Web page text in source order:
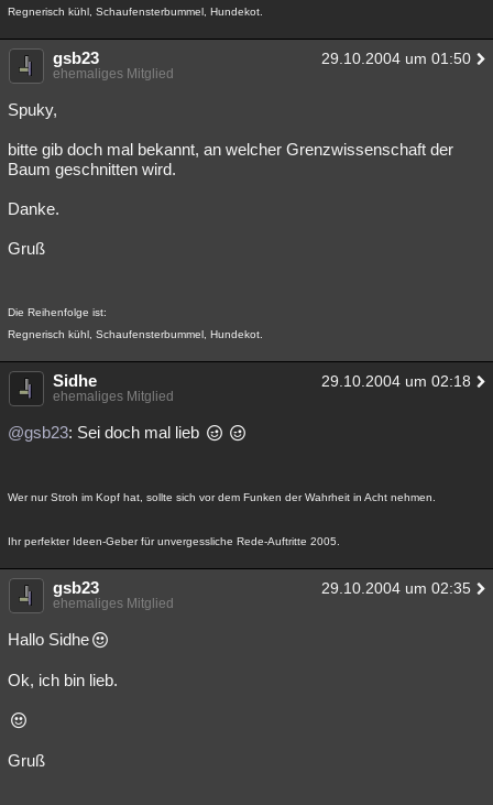
Regnerisch kühl, Schaufensterbummel, Hundekot.
gsb23 29.10.2004 um 01:50
ehemaliges Mitglied
Spuky,
bitte gib doch mal bekannt, an welcher Grenzwissenschaft der
Baum geschnitten wird.
Danke.
Gruß
Die Reihenfolge ist:
Regnerisch kühl, Schaufensterbummel, Hundekot.
Sidhe 29.10.2004 um 02:18
ehemaliges Mitglied
@gsb23: Sei doch mal lieb
Wer nur Stroh im Kopf hat, sollte sich vor dem Funken der Wahrheit in Acht nehmen.
Ihr perfekter Ideen-Geber für unvergessliche Rede-Auftritte 2005.
gsb23 29.10.2004 um 02:35
ehemaliges Mitglied
Hallo Sidhe
Ok, ich bin lieb.
Gruß